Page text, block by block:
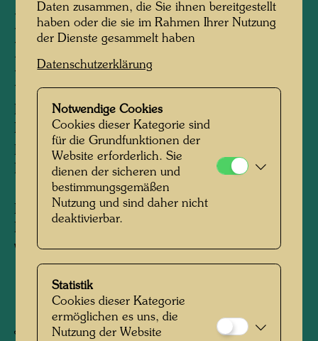
DESSIN POUR UN
PULLOVER FAIT PAR
KARIN LINHER
Entwurf für einen Pullover hergestellt von
Karin Linher
Design for a Pullover Made by Karin
Linher
Pullover
Heigth with collar 80 cm, width 58 cm, width
with sleeves 171 cm.
Jacquardstrick aus Wolle mit vertikalen Streifen
Daten zusammen, die Sie ihnen bereitgestellt
haben oder die sie im Rahmen Ihrer Nutzung
der Dienste gesammelt haben
Datenschutzerklärung
Notwendige Cookies
Cookies dieser Kategorie sind
für die Grundfunktionen der
Website erforderlich. Sie
dienen der sicheren und
bestimmungsgemäßen
Nutzung und sind daher nicht
deaktivierbar.
Statistik
Cookies dieser Kategorie
ermöglichen es uns, die
Nutzung der Website